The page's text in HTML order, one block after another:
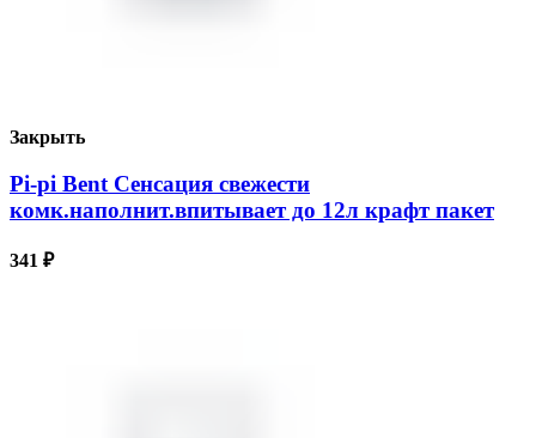
Закрыть
Pi-pi Bent Сенсация свежести
комк.наполнит.впитывает до 12л крафт пакет
341 ₽